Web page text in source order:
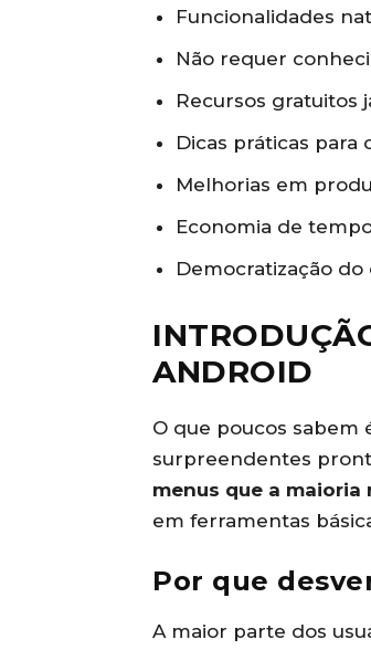
Funcionalidades
Não requer
Recursos gratuitos
Dicas práticas para
Melhorias em
Economia de
Democratização
ANDROID
O que poucos sabem
surpreendentes
menus que a maioria
em ferramentas
Por que
A maior parte dos